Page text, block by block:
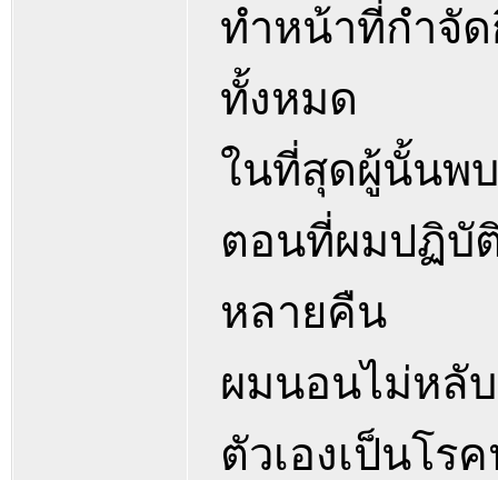
ทำหน้าที่กำจั
ทั้งหมด
ในที่สุดผู้นั้นพบ
ตอนที่ผมปฏิบั
หลายคืน
ผมนอนไม่หลั
ตัวเองเป็นโร